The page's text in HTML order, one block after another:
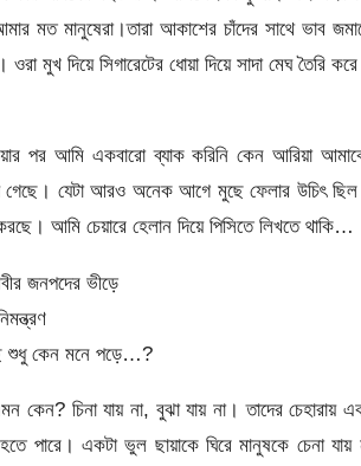
মত মানুষেরা।তারা আকাশের চাঁদের সাথে ভাব
ওরা মুখ দিয়ে সিগারেটের ধোয়া দিয়ে সাদা মেঘ
পর আমি একবারো ব্যাক করিনি কেন আরিয়া
যেটা আরও অনেক আগে মুছে ফেলার উচিৎ ছিল
আমি চেয়ারে হেলান দিয়ে পিসিতে লিখতে থাকি…
জনপদের ভীড়ে
শুধু কেন মনে পড়ে…?
কেন? চিনা যায় না, বুঝা যায় না। তাদের
পারে। একটা ভুল ছায়াকে ঘিরে মানুষকে চেনা